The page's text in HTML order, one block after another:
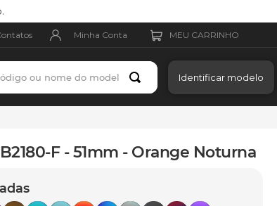
Minha Conta
ou nome do modelo
Identificar modelo
F - 51mm - Orange Noturna